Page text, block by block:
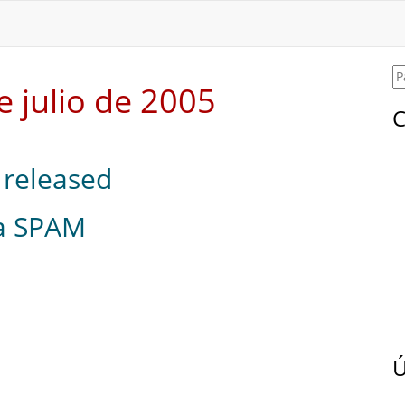
julio de 2005